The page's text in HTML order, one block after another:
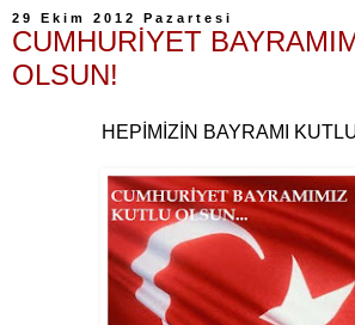
29 Ekim 2012 Pazartesi
CUMHURİYET
OLSUN!
HEPİMİZİN BAYRAMI